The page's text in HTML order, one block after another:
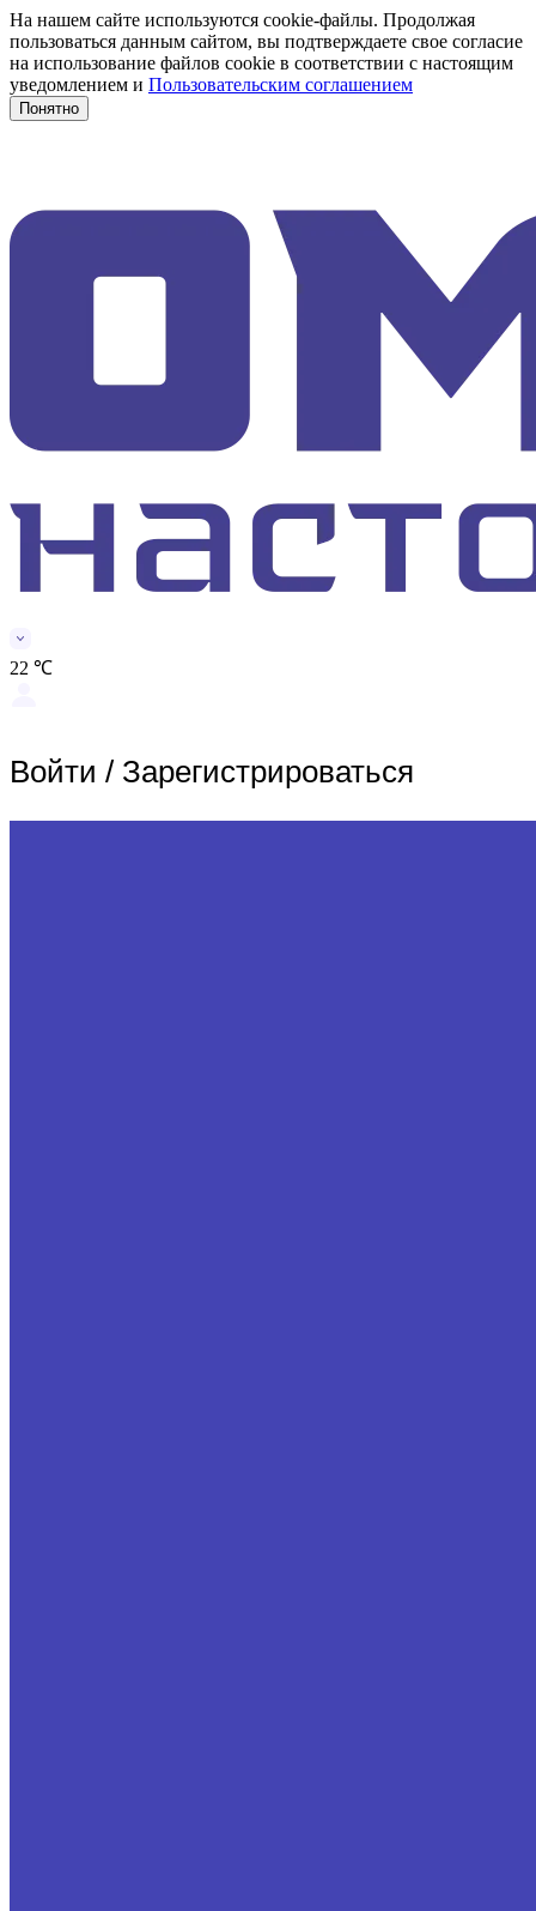
На нашем сайте используются cookie-файлы. Продолжая
пользоваться данным сайтом, вы подтверждаете свое согласие
на использование файлов cookie в соответствии с настоящим
уведомлением и Пользовательским соглашением
Понятно
22 ℃
Войти / Зарегистрироваться